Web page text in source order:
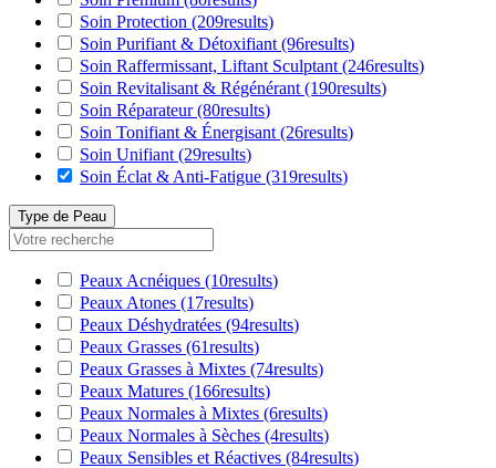
Soin Protection (209results)
Soin Purifiant & Détoxifiant (96results)
Soin Raffermissant, Liftant Sculptant (246results)
Soin Revitalisant & Régénérant (190results)
Soin Réparateur(80results)
Soin Tonifiant & Énergisant (26results)
Soin Unifiant (29results)
Soin Éclat & Anti-Fatigue (319results)
Type de Peau
Peaux Acnéiques (10results)
Peaux Atones (17results)
Peaux Déshydratées (94results)
Peaux Grasses (61results)
Peaux Grasses à Mixtes (74results)
Peaux Matures (166results)
Peaux Normales à Mixtes (6results)
Peaux Normales à Sèches (4results)
Peaux Sensibles et Réactives (84results)